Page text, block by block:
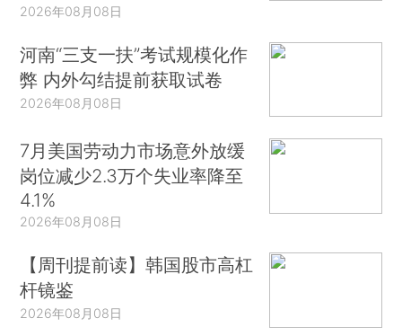
2026年08月08日
河南“三支一扶”考试规模化作
弊 内外勾结提前获取试卷
2026年08月08日
7月美国劳动力市场意外放缓
岗位减少2.3万个失业率降至
4.1%
2026年08月08日
【周刊提前读】韩国股市高杠
杆镜鉴
2026年08月08日